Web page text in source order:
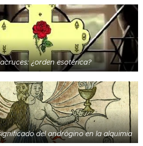
¿orden esotérica?
del andrógino en la alquimia